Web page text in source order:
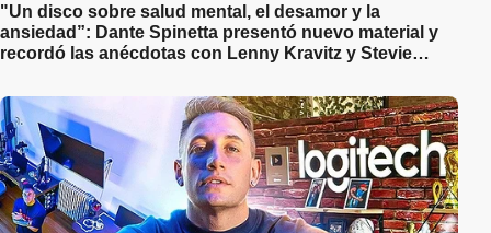
"Un disco sobre salud mental, el desamor y la
ansiedad”: Dante Spinetta presentó nuevo material y
recordó las anécdotas con Lenny Kravitz y Stevie